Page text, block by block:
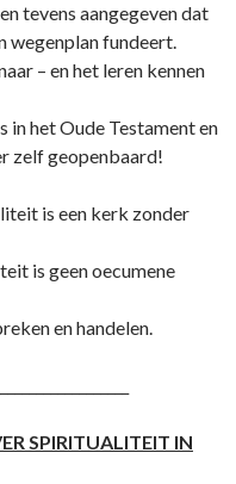
tevens aangegeven dat
wegenplan fundeert.
– en het leren kennen
in het Oude Testament en
zelf geopenbaard!
is een kerk zonder
geen oecumene
en handelen.
SPIRITUALITEIT IN